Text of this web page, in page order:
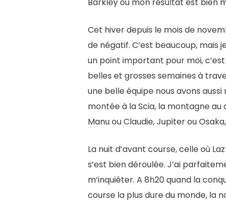
Barkley où mon résultat est bien
Cet hiver depuis le mois de
de négatif. C’est beaucoup, mais
un point important pour moi,
belles et grosses semaines à
une belle équipe nous avons
montée à la Scia, la montagne
Manu ou Claudie, Jupiter ou
La nuit d’avant course, celle où
s’est bien déroulée. J’ai
m’inquiéter. A 8h20 quand la
course la plus dure du monde, la